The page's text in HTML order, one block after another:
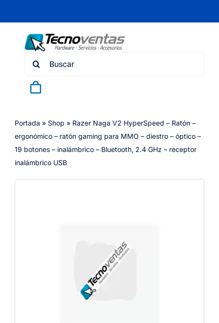
content
Search
Portada » Shop » Razer Naga V2 HyperSpeed – Ratón –
ergonómico – ratón gaming para MMO – diestro – óptico –
19 botones – inalámbrico – Bluetooth, 2.4 GHz – receptor
inalámbrico USB